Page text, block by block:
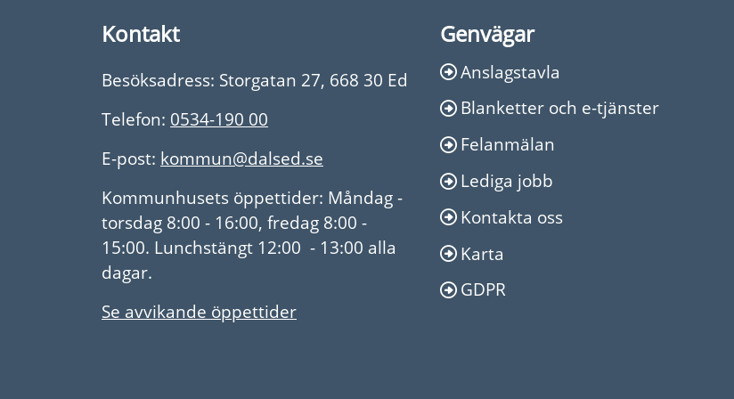
Kontakt
Besöksadress: Storgatan 27, 668 30 Ed
Telefon: 0534-190 00
E-post: kommun@dalsed.se
Kommunhusets öppettider: Måndag -
torsdag 8:00 - 16:00, fredag 8:00 -
15:00. Lunchstängt 12:00 - 13:00 alla
dagar.
Se avvikande öppettider
Genvägar
Anslagstavla
Blanketter och e-tjänster
Felanmälan
Lediga jobb
Kontakta oss
Karta
GDPR